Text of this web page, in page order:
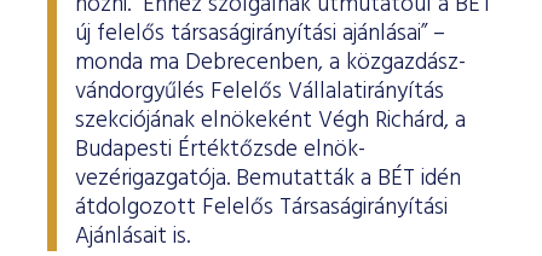
új felelős társaságirányítási ajánlásai” –
monda ma Debrecenben, a közgazdász-
vándorgyűlés Felelős Vállalatirányítás
szekciójának elnökeként Végh Richárd, a
Budapesti Értéktőzsde elnök-
vezérigazgatója. Bemutatták a BÉT idén
átdolgozott Felelős Társaságirányítási
Ajánlásait is.